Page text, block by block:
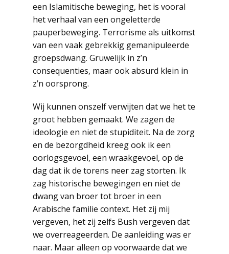
een Islamitische beweging, het is vooral
het verhaal van een ongeletterde
pauperbeweging. Terrorisme als uitkomst
van een vaak gebrekkig gemanipuleerde
groepsdwang. Gruwelijk in z’n
consequenties, maar ook absurd klein in
z’n oorsprong.
Wij kunnen onszelf verwijten dat we het te
groot hebben gemaakt. We zagen de
ideologie en niet de stupiditeit. Na de zorg
en de bezorgdheid kreeg ook ik een
oorlogsgevoel, een wraakgevoel, op de
dag dat ik de torens neer zag storten. Ik
zag historische bewegingen en niet de
dwang van broer tot broer in een
Arabische familie context. Het zij mij
vergeven, het zij zelfs Bush vergeven dat
we overreageerden. De aanleiding was er
naar. Maar alleen op voorwaarde dat we